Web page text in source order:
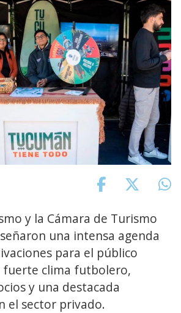
y la Cámara de Turismo
una intensa agenda
para el público
fuerte clima futbolero,
y una destacada
el sector privado.